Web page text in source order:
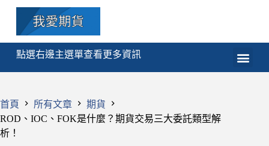
點選右邊主選單查看更多資訊
首頁 所有文章
期貨
ROD、IOC、FOK是什麼？期貨交易三大委託類型解
析！